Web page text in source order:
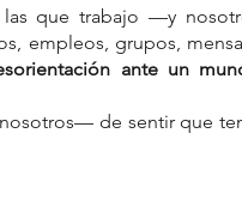
cuántica
ansiedad
tarot con enfoque
que trabajo —y
empleos, grupos,
ante un
de sentir que